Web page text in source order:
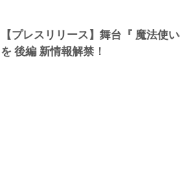
【プレスリリース】舞台『 魔法使
を 後編 新情報解禁！